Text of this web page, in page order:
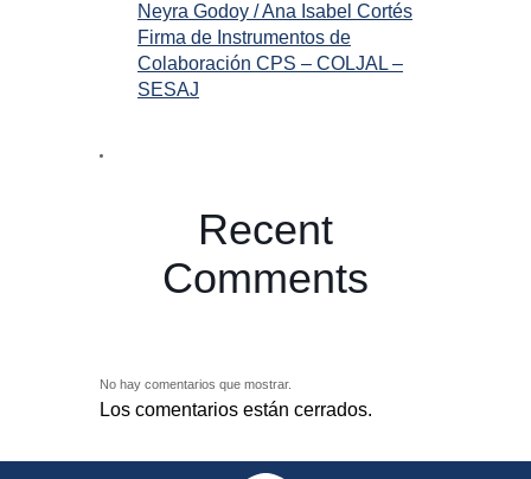
Neyra Godoy / Ana Isabel Cortés
Firma de Instrumentos de
Colaboración CPS – COLJAL –
SESAJ
Recent
Comments
No hay comentarios que mostrar.
Los comentarios están cerrados.